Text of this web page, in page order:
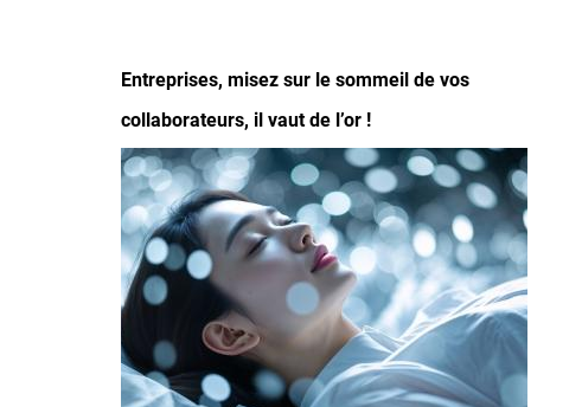
Entreprises, misez sur le sommeil de vos
collaborateurs, il vaut de l’or !
Image